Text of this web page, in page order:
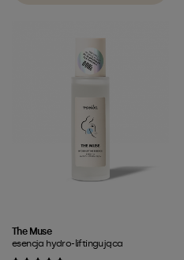
The Muse
esencja hydro-liftingująca